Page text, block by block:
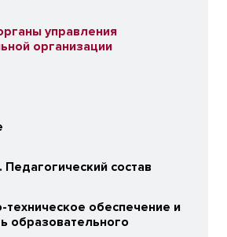
управления
организации
Педагогический состав
техническое обеспечение и
образовательного